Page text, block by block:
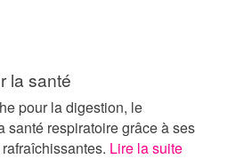
la santé
pour la digestion, le
santé respiratoire grâce à ses
Lire la suite